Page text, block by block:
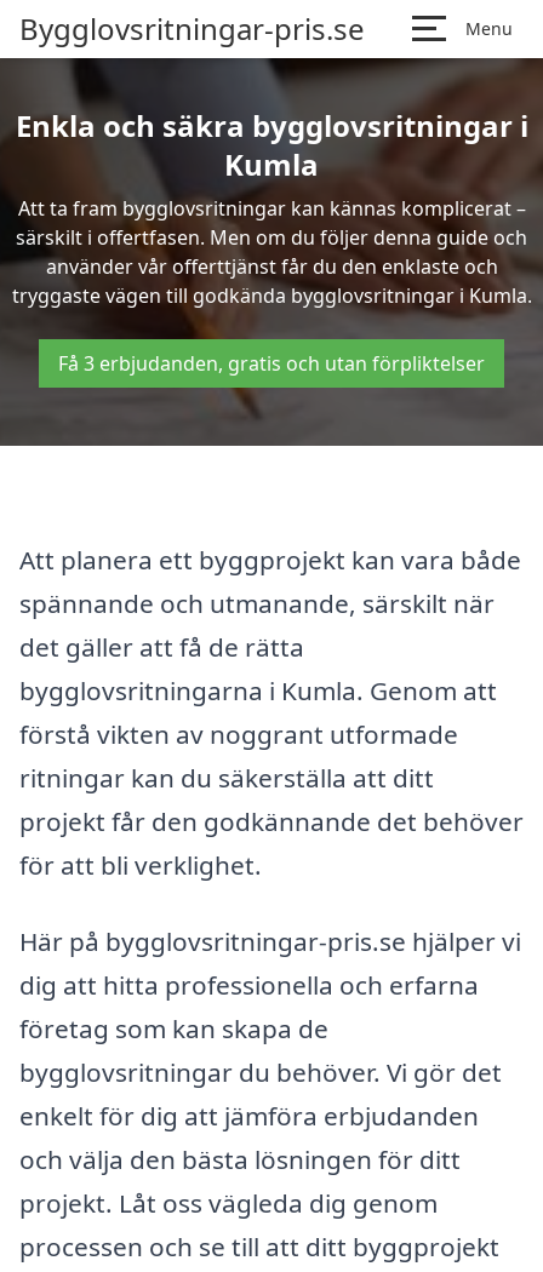
Bygglovsritningar-pris.se Menu
Enkla och säkra bygglovsritningar i
Kumla
Att ta fram bygglovsritningar kan kännas komplicerat –
särskilt i offertfasen. Men om du följer denna guide och
använder vår offerttjänst får du den enklaste och
tryggaste vägen till godkända bygglovsritningar i Kumla.
Få 3 erbjudanden, gratis och utan förpliktelser
Att planera ett byggprojekt kan vara både
spännande och utmanande, särskilt när
det gäller att få de rätta
bygglovsritningarna i Kumla. Genom att
förstå vikten av noggrant utformade
ritningar kan du säkerställa att ditt
projekt får den godkännande det behöver
för att bli verklighet.
Här på bygglovsritningar-pris.se hjälper vi
dig att hitta professionella och erfarna
företag som kan skapa de
bygglovsritningar du behöver. Vi gör det
enkelt för dig att jämföra erbjudanden
och välja den bästa lösningen för ditt
projekt. Låt oss vägleda dig genom
processen och se till att ditt byggprojekt